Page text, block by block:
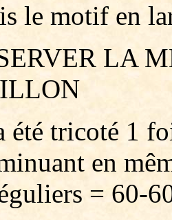
le motif en
LA
été tricoté 1
en
= 60-